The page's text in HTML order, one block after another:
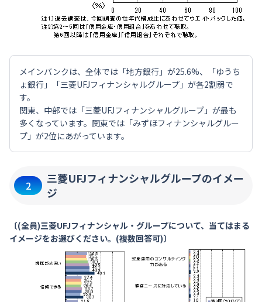
メインバンクは、全体では「地方銀行」が25.6%、「ゆうち
ょ銀行」「三菱UFJフィナンシャルグループ」が各2割弱で
す。
関東、中部では「三菱UFJフィナンシャルグループ」が最も
多くなっています。関東では「みずほフィナンシャルグルー
プ」が2位にあがっています。
2
三菱UFJフィナンシャルグループのイメー
ジ
〔(全員)三菱UFJフィナンシャル・グループについて、当てはまる
イメージをお選びください。(複数回答可)〕